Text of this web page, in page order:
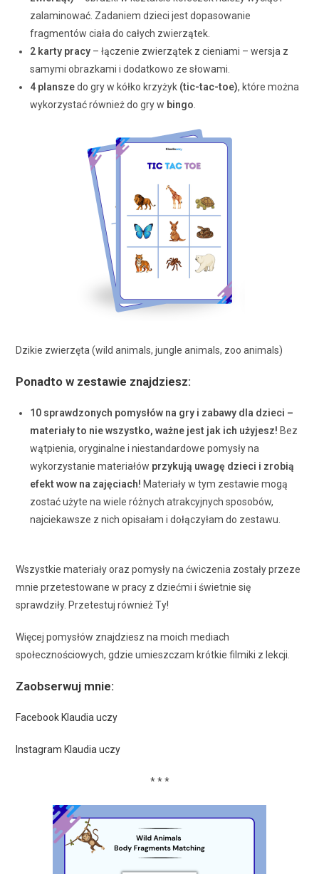
zalaminować. Zadaniem dzieci jest dopasowanie
fragmentów ciała do całych zwierzątek.
2 karty pracy – łączenie zwierzątek z cieniami – wersja z
samymi obrazkami i dodatkowo ze słowami.
4 planszedo gry w kółko krzyżyk (tic-tac-toe), które można
wykorzystać również do gry w bingo
Dzikie zwierzęta (wild animals, jungle animals, zoo animals)
Ponadto w zestawie znajdziesz:
10 sprawdzonych pomysłów na gry i zabawy dla dzieci –
materiały to nie wszystko, ważne jest jak ich użyjesz! Bez
wątpienia, oryginalne i niestandardowe pomysły na
wykorzystanie materiałów przykują uwagę dzieci i zrobią
efekt wow na zajęciach! Materiały w tym zestawie mogą
zostać użyte na wiele różnych atrakcyjnych sposobów,
najciekawsze z nich opisałam i dołączyłam do zestawu.
Wszystkie materiały oraz pomysły na ćwiczenia zostały przeze
mnie przetestowane w pracy z dziećmi i świetnie się
sprawdziły. Przetestuj również Ty!
Więcej pomysłów znajdziesz na moich mediach
społecznościowych, gdzie umieszczam krótkie filmiki z lekcji.
Zaobserwuj mnie:
Facebook Klaudia uczy
Instagram Klaudia uczy
* * *